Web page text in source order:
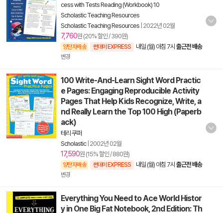
cess with Tests Reading (Workbook) 10
Scholastic Teaching Resources
Scholastic Teaching Resources 2022년 02월
7,760원 (20% 할인 / 390원)
양탄자배송 썬데이 EXPRESS 내일 (월) 아침 7시 출근전 배송
변경
100 Write-And-Learn Sight Word Practic
e Pages: Engaging Reproducible Activity
Pages That Help Kids Recognize, Write, a
nd Really Learn the Top 100 High (Paperb
ack)
테리 쿠퍼
Scholastic| 2002년 02월
17,590원 (15% 할인 / 880원)
양탄자배송 썬데이 EXPRESS 내일 (월) 아침 7시 출근전 배송
변경
Everything You Need to Ace World Histor
y in One Big Fat Notebook, 2nd Edition: Th